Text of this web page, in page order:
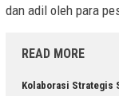
dan adil oleh para
READ MORE
Kolaborasi Strategis